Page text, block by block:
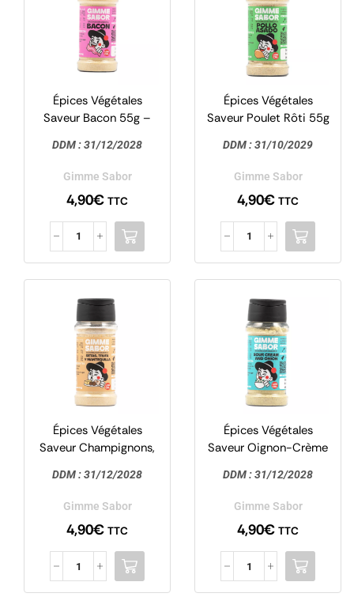
Épices Végétales
Saveur Bacon 55g –
DDM :31/12/2028
Gimme Sabor
4,90€ TTC
Épices Végétales
Saveur Poulet Rôti 55g
DDM : 31/10/2029
Gimme Sabor
4,90€ TTC
Épices Végétales
Saveur Champignons,
Gimme Sabor
DDM :31/12/2028
Gimme Sabor
4,90€ TTC
Épices Végétales
Saveur Oignon-Crème
DDM : 31/12/2028
Gimme Sabor
4,90€ TTC